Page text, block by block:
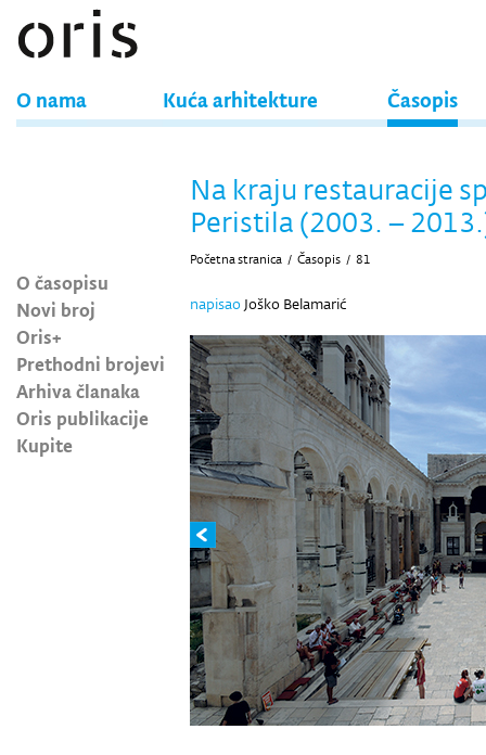
O nama Kuća arhitekture Časopis
O časopisu
Novi broj
Oris+
Prethodni brojevi
Arhiva članaka
Oris publikacije
Kupite
Na kraju restauracije
Peristila (2003. –
Početna stranica / Časopis / 81
napisao Joško Belamarić